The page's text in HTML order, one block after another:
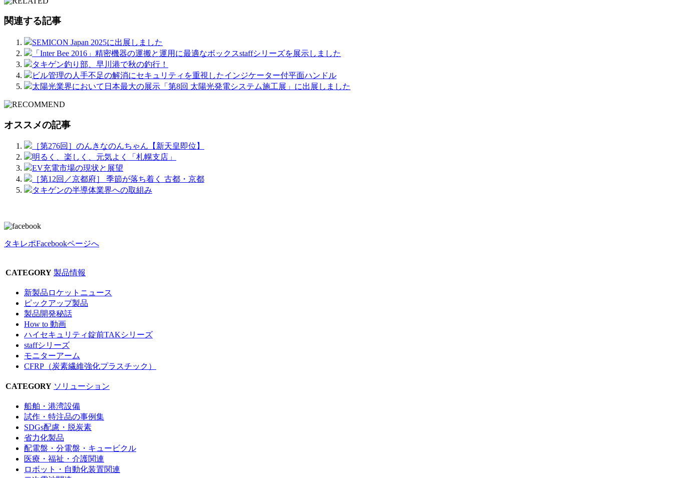
関連する記事
SEMICON Japan 2025に出展しました
「Inter Bee 2016」精密機器の運搬と運用に最適なボックスstaffシリーズを展示しました
タキゲン釣り部、早川港で秋の釣行！
ビル管理の人手不足の解消にセキュリティを重視したインジケーター付平面ハンドル
太陽光業界において日本最大の展示「第8回 太陽光発電システム施工展」に出展しました
オススメの記事
［第276回］のんきなのんちゃん【新天皇即位】
明るく、楽しく、元気よく「札幌支店」
EV充電市場の現状と展望
［第12回／京都府］ 季節が落ち着く 古都・京都
タキゲンの半導体業界への取組み
タキレポFacebookページへ
CATEGORY 製品情報
新製品ロケットニュース
ピックアップ製品
製品開発秘話
How to 動画
ハイセキュリティ錠前TAKシリーズ
staffシリーズ
モニターアーム
CFRP（炭素繊維強化プラスチック）
CATEGORY ソリューション
船舶・港湾設備
試作・特注品の事例集
SDGs配慮・脱炭素
省力化製品
配電盤・分電盤・キュービクル
医療・福祉・介護関連
ロボット・自動化装置関連